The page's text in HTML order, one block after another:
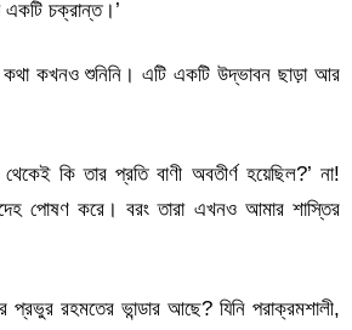
একটি চক্রান্ত।’
কথা কখনও শুনিনি। এটি একটি উদ্ভাবন ছাড়া আর
কি তার প্রতি বাণী অবতীর্ণ হয়েছিল?’ না!
পোষণ করে। বরং তারা এখনও আমার শাস্তির
প্রভুর রহমতের ভান্ডার আছে? যিনি পরাক্রমশালী,